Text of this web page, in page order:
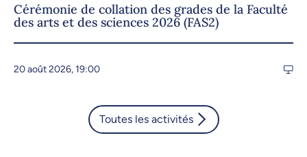
Cérémonie de collation des grades de la Faculté
des arts et des sciences 2026 (FAS2)
20 août 2026, 19:00
Toutes les activités